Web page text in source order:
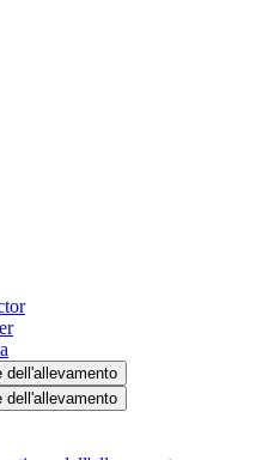
dell'allevamento
dell'allevamento